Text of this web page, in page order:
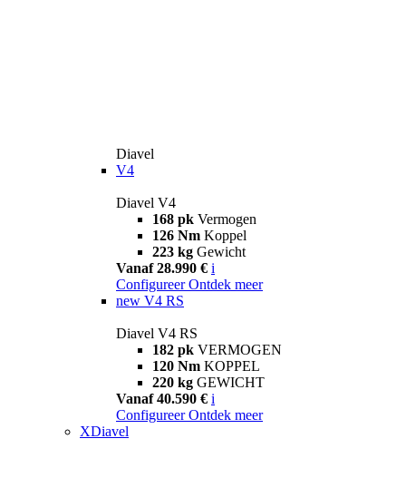
Diavel
V4
Diavel V4
168 pk Vermogen
126 Nm Koppel
223 kg Gewicht
Vanaf 28.990 € i
Configureer Ontdek meer
new V4 RS
Diavel V4 RS
182 pk VERMOGEN
120 Nm KOPPEL
220 kg GEWICHT
Vanaf 40.590 € i
Configureer Ontdek meer
XDiavel